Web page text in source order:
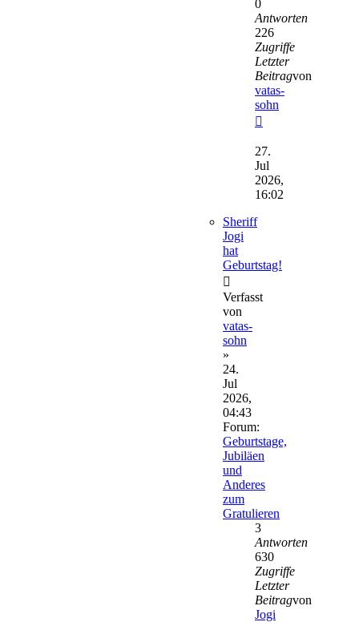
0
Antworten
226
Zugriffe
Letzter
Beitragvon
vatas-
sohn
Beitrag
27.
Jul
2026,
16:02
Sheriff
Jogi
hat
Geburtstag!
Verfasst
von
vatas-
sohn
»
24.
Jul
2026,
04:43
Forum:
Geburtstage,
Jubiläen
und
Anderes
zum
Gratulieren
3
Antworten
630
Zugriffe
Letzter
Beitragvon
Jogi